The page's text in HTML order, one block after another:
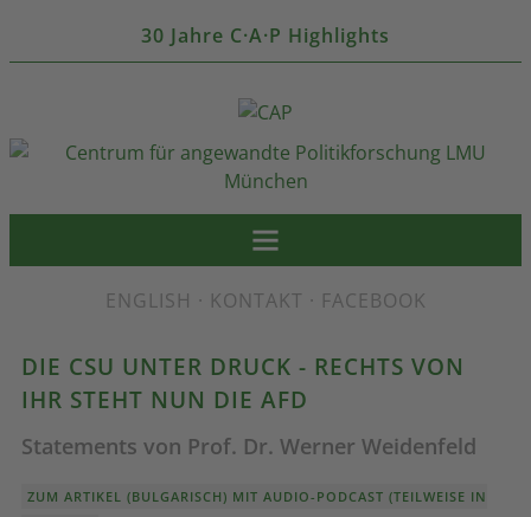
30 Jahre C·A·P Highlights
ENGLISH · KONTAKT · FACEBOOK
DIE CSU UNTER DRUCK - RECHTS VON
IHR STEHT NUN DIE AFD
Statements von Prof. Dr. Werner Weidenfeld
ZUM ARTIKEL (BULGARISCH) MIT AUDIO-PODCAST (TEILWEISE IN